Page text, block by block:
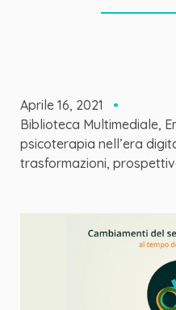
Aprile 16, 2021
Biblioteca Multimediale,
psicoterapia nell’era
trasformazioni,